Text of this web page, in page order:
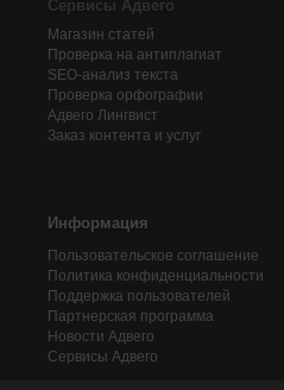
Сервисы Адвего
Магазин статей
Проверка на антиплагиат
SEO-анализ текста
Проверка орфографии
Адвего Лингвист
Заказ контента и услуг
Информация
Пользовательское соглашение
Политика конфиденциальности
Поддержка пользователей
Партнерская программа
Новости Адвего
Сервисы Адвего